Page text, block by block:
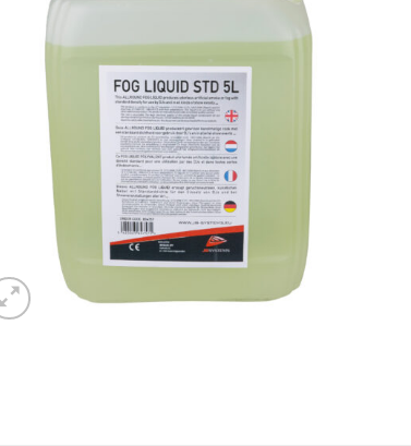
aan
verlanglijst